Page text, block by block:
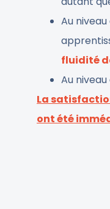
Au
fluidité
Au
La
ont été